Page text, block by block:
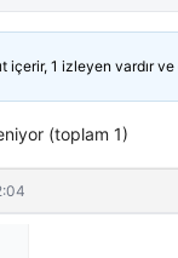
içerir, 1 izleyen vardır ve
(toplam 1)